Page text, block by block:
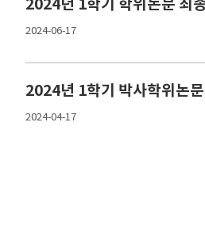
2024년 1학기 학위논문 최
2024-06-17
2024년 1학기 박사학위논
2024-04-17